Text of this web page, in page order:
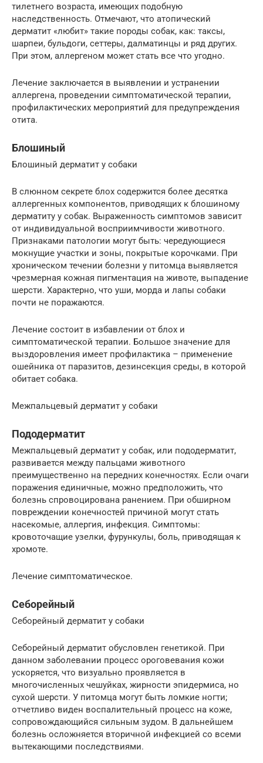
тилетнего возраста, имеющих подобную
наследственность. Отмечают, что атопический
дерматит «любит» такие породы собак, как: таксы,
шарпеи, бульдоги, сеттеры, далматинцы и ряд других.
При этом, аллергеном может стать все что угодно.
Лечение заключается в выявлении и устранении
аллергена, проведении симптоматической терапии,
профилактических мероприятий для предупреждения
отита.
Блошиный
Блошиный дерматит у собаки
В слюнном секрете блох содержится более десятка
аллергенных компонентов, приводящих к блошиному
дерматиту у собак. Выраженность симптомов зависит
от индивидуальной восприимчивости животного.
Признаками патологии могут быть: чередующиеся
мокнущие участки и зоны, покрытые корочками. При
хроническом течении болезни у питомца выявляется
чрезмерная кожная пигментация на животе, выпадение
шерсти. Характерно, что уши, морда и лапы собаки
почти не поражаются.
Лечение состоит в избавлении от блох и
симптоматической терапии. Большое значение для
выздоровления имеет профилактика – применение
ошейника от паразитов, дезинсекция среды, в которой
обитает собака.
Межпальцевый дерматит у собаки
Пододерматит
Межпальцевый дерматит у собак, или пододерматит,
развивается между пальцами животного
преимущественно на передних конечностях. Если очаги
поражения единичные, можно предположить, что
болезнь спровоцирована ранением. При обширном
повреждении конечностей причиной могут стать
насекомые, аллергия, инфекция. Симптомы:
кровоточащие узелки, фурункулы, боль, приводящая к
хромоте.
Лечение симптоматическое.
Себорейный
Себорейный дерматит у собаки
Себорейный дерматит обусловлен генетикой. При
данном заболевании процесс ороговевания кожи
ускоряется, что визуально проявляется в
многочисленных чешуйках, жирности эпидермиса, но
сухой шерсти. У питомца могут быть ломкие ногти;
отчетливо виден воспалительный процесс на коже,
сопровождающийся сильным зудом. В дальнейшем
болезнь осложняется вторичной инфекцией со всеми
вытекающими последствиями.